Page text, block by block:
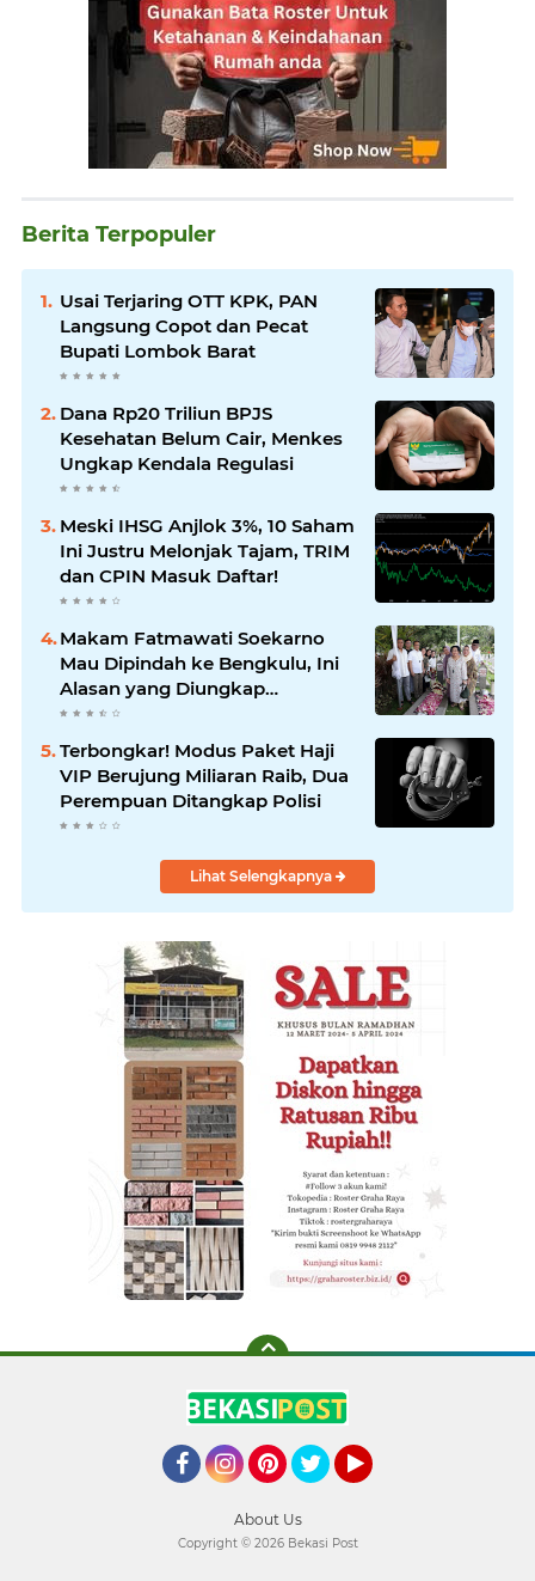
Berita Terpopuler
Usai Terjaring OTT KPK, PAN
Langsung Copot dan Pecat
Bupati Lombok Barat
Dana Rp20 Triliun BPJS
Kesehatan Belum Cair, Menkes
Ungkap Kendala Regulasi
Meski IHSG Anjlok 3%, 10 Saham
Ini Justru Melonjak Tajam, TRIM
dan CPIN Masuk Daftar!
Makam Fatmawati Soekarno
Mau Dipindah ke Bengkulu, Ini
Alasan yang Diungkap
Gubernur
Terbongkar! Modus Paket Haji
VIP Berujung Miliaran Raib, Dua
Perempuan Ditangkap Polisi
Lihat Selengkapnya
About Us
Copyright © 2026 Bekasi Post